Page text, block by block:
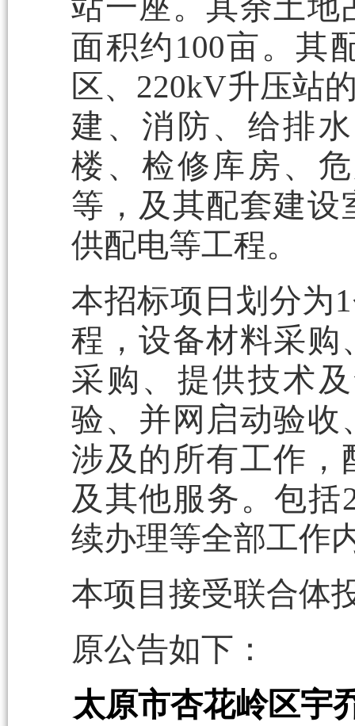
站一座。其余土地
面积约100亩。其
区、220kV升压站
建、消防、给排
楼、检修库房、
等，及其配套建设
供配电等工程。
本招标项日划分为
程，设备材料采购
采购、提供技术
验、并网启动验收
涉及的所有工作，
及其他服务。包括
续办理等全部工作
本项目接受联合体
原公告如下：
太原市杏花岭区宇